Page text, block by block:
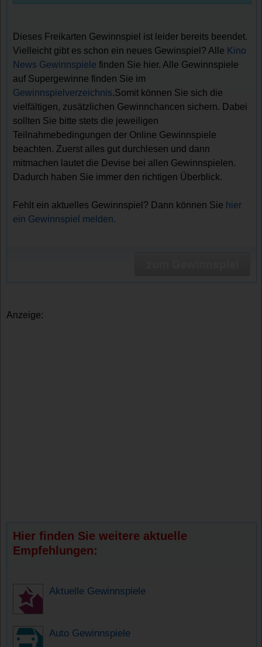
Dieses Freikarten Gewinnspiel ist leider bereits beendet.
Vielleicht gibt es schon ein neues Gewinspiel? Alle Kino
News Gewinnspiele finden Sie hier. Alle Gewinnspiele
auf Supergewinne finden Sie im
Gewinnspielverzeichnis.Somit können Sie sich die
vielfältigen, zusätzlichen Gewinnchancen sichern. Dabei
sollten Sie bitte stets die jeweiligen
Teilnahmebedingungen der Online Gewinnspiele
beachten. Zuerst alles gut durchlesen und dann
mitmachen lautet die Devise bei allen Gewinnspielen.
Dadurch haben Sie immer den richtigen Überblick.
Fehlt ein aktuelles Gewinnspiel? Dann können Sie hier
ein Gewinnspiel melden.
Anzeige:
Hier finden Sie weitere aktuelle
Empfehlungen:
Aktuelle Gewinnspiele
Auto Gewinnspiele